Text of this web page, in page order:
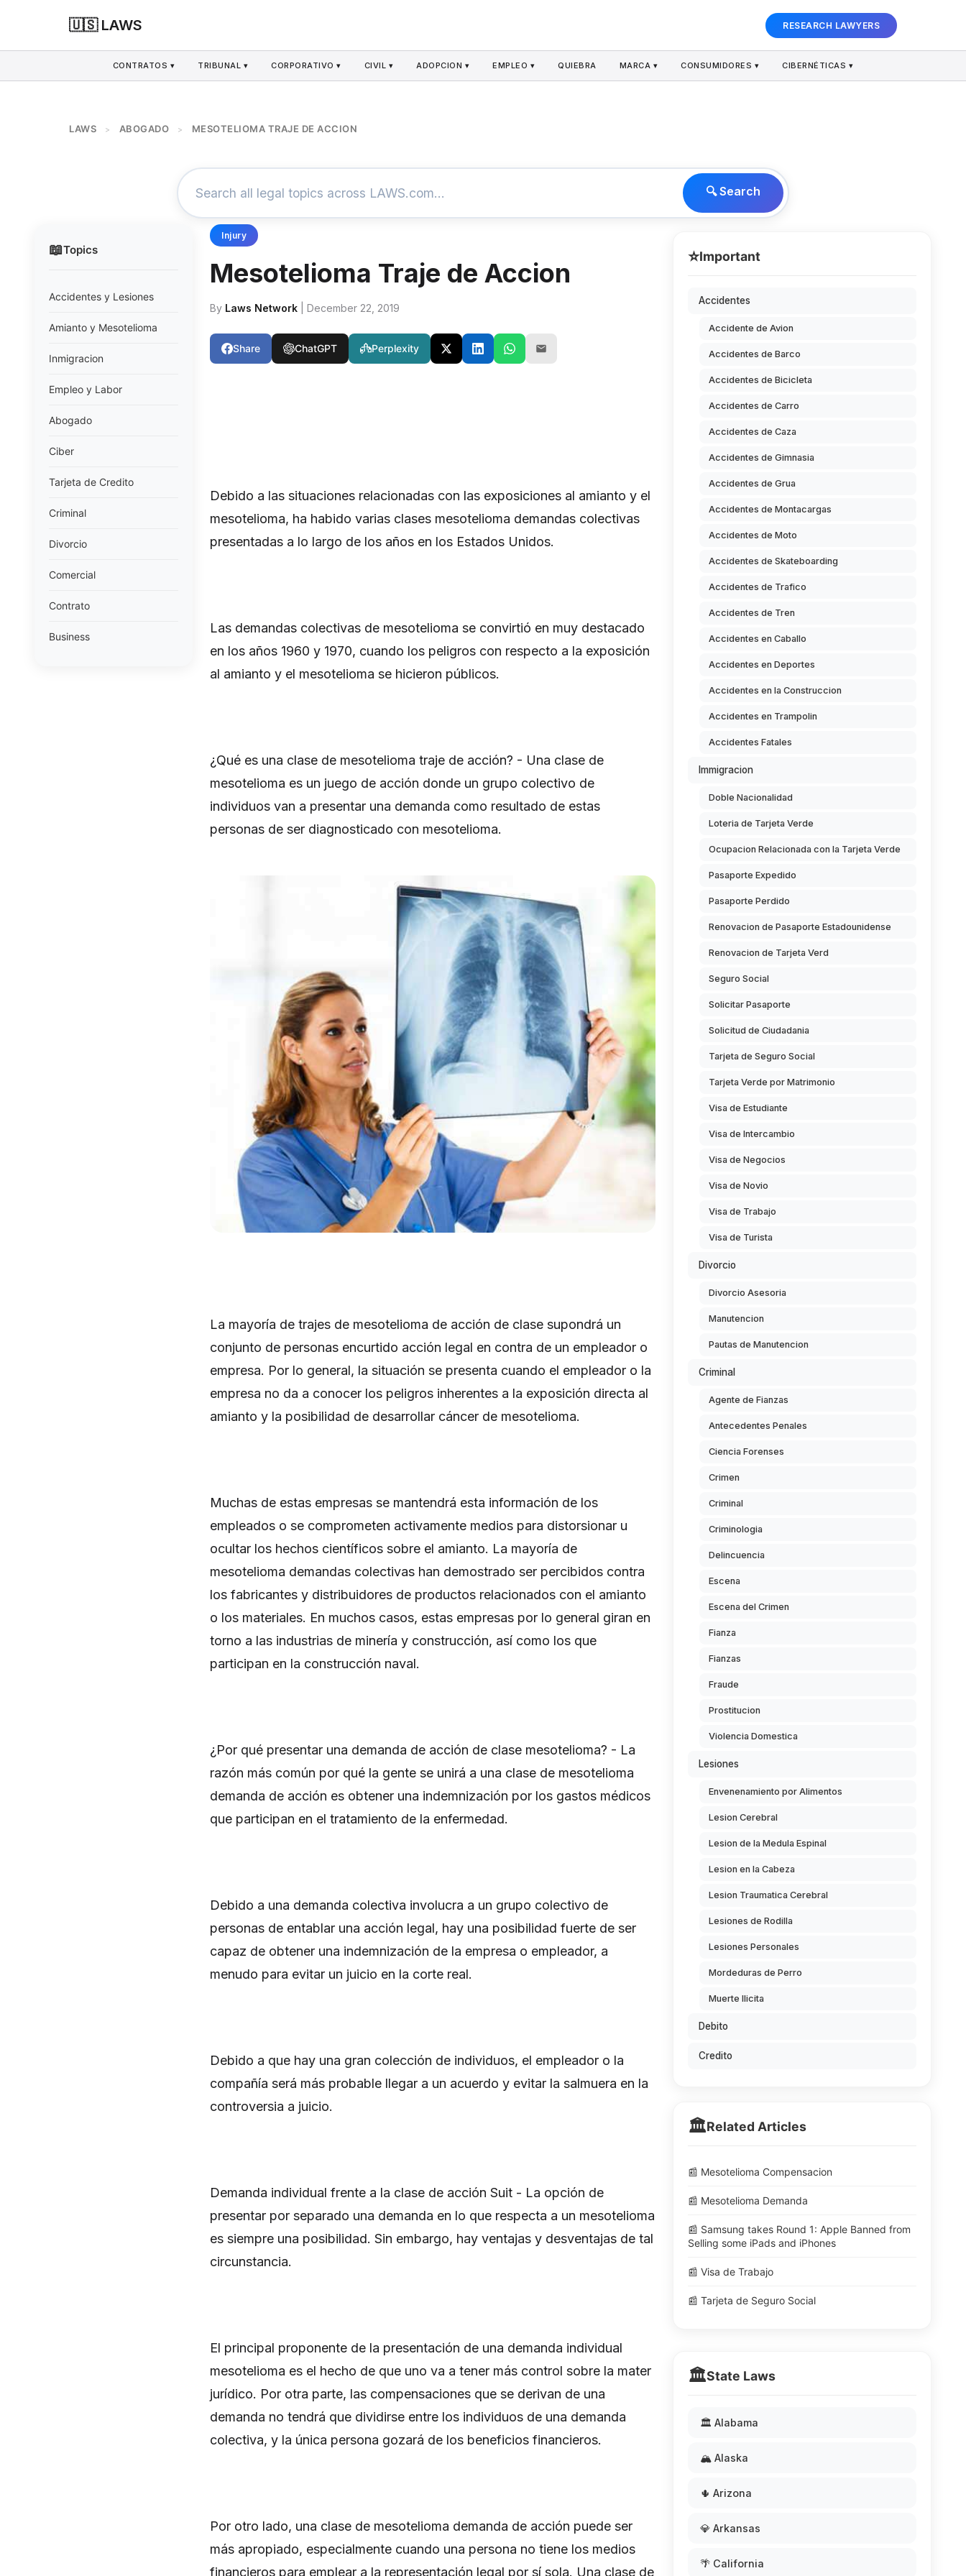
🇺🇸 LAWS RESEARCH LAWYERS
CONTRATOS ▾ TRIBUNAL ▾ CORPORATIVO ▾ CIVIL ▾ ADOPCION ▾ EMPLEO ▾ QUIEBRA MARCA ▾ CONSUMIDORES ▾ CIBERNÉTICAS ▾
LAWS > ABOGADO > MESOTELIOMA TRAJE DE ACCION
🔍 Search
📖Topics
Accidentes y Lesiones
Amianto y Mesotelioma
Inmigracion
Empleo y Labor
Abogado
Ciber
Tarjeta de Credito
Criminal
Divorcio
Comercial
Contrato
Business
Injury
Mesotelioma Traje de Accion
By Laws Network | December 22, 2019
Share ChatGPT Perplexity
Debido a las situaciones relacionadas con las exposiciones al amianto y el
mesotelioma, ha habido varias clases mesotelioma demandas colectivas
presentadas a lo largo de los años en los Estados Unidos.
Las demandas colectivas de mesotelioma se convirtió en muy destacado
en los años 1960 y 1970, cuando los peligros con respecto a la exposición
al amianto y el mesotelioma se hicieron públicos.
¿Qué es una clase de mesotelioma traje de acción? - Una clase de
mesotelioma es un juego de acción donde un grupo colectivo de
individuos van a presentar una demanda como resultado de estas
personas de ser diagnosticado con mesotelioma.
La mayoría de trajes de mesotelioma de acción de clase supondrá un
conjunto de personas encurtido acción legal en contra de un empleador o
empresa. Por lo general, la situación se presenta cuando el empleador o la
empresa no da a conocer los peligros inherentes a la exposición directa al
amianto y la posibilidad de desarrollar cáncer de mesotelioma.
Muchas de estas empresas se mantendrá esta información de los
empleados o se comprometen activamente medios para distorsionar u
ocultar los hechos científicos sobre el amianto. La mayoría de
mesotelioma demandas colectivas han demostrado ser percibidos contra
los fabricantes y distribuidores de productos relacionados con el amianto
o los materiales. En muchos casos, estas empresas por lo general giran en
torno a las industrias de minería y construcción, así como los que
participan en la construcción naval.
¿Por qué presentar una demanda de acción de clase mesotelioma? - La
razón más común por qué la gente se unirá a una clase de mesotelioma
demanda de acción es obtener una indemnización por los gastos médicos
que participan en el tratamiento de la enfermedad.
Debido a una demanda colectiva involucra a un grupo colectivo de
personas de entablar una acción legal, hay una posibilidad fuerte de ser
capaz de obtener una indemnización de la empresa o empleador, a
menudo para evitar un juicio en la corte real.
Debido a que hay una gran colección de individuos, el empleador o la
compañía será más probable llegar a un acuerdo y evitar la salmuera en la
controversia a juicio.
Demanda individual frente a la clase de acción Suit - La opción de
presentar por separado una demanda en lo que respecta a un mesotelioma
es siempre una posibilidad. Sin embargo, hay ventajas y desventajas de tal
circunstancia.
El principal proponente de la presentación de una demanda individual
mesotelioma es el hecho de que uno va a tener más control sobre la mater
jurídico. Por otra parte, las compensaciones que se derivan de una
demanda no tendrá que dividirse entre los individuos de una demanda
colectiva, y la única persona gozará de los beneficios financieros.
Por otro lado, una clase de mesotelioma demanda de acción puede ser
más apropiado, especialmente cuando una persona no tiene los medios
financieros para emplear a la representación legal por sí sola. Una clase de
⭐Important
Accidentes
Accidente de Avion
Accidentes de Barco
Accidentes de Bicicleta
Accidentes de Carro
Accidentes de Caza
Accidentes de Gimnasia
Accidentes de Grua
Accidentes de Montacargas
Accidentes de Moto
Accidentes de Skateboarding
Accidentes de Trafico
Accidentes de Tren
Accidentes en Caballo
Accidentes en Deportes
Accidentes en la Construccion
Accidentes en Trampolin
Accidentes Fatales
Immigracion
Doble Nacionalidad
Loteria de Tarjeta Verde
Ocupacion Relacionada con la Tarjeta Verde
Pasaporte Expedido
Pasaporte Perdido
Renovacion de Pasaporte Estadounidense
Renovacion de Tarjeta Verd
Seguro Social
Solicitar Pasaporte
Solicitud de Ciudadania
Tarjeta de Seguro Social
Tarjeta Verde por Matrimonio
Visa de Estudiante
Visa de Intercambio
Visa de Negocios
Visa de Novio
Visa de Trabajo
Visa de Turista
Divorcio
Divorcio Asesoria
Manutencion
Pautas de Manutencion
Criminal
Agente de Fianzas
Antecedentes Penales
Ciencia Forenses
Crimen
Criminal
Criminologia
Delincuencia
Escena
Escena del Crimen
Fianza
Fianzas
Fraude
Prostitucion
Violencia Domestica
Lesiones
Envenenamiento por Alimentos
Lesion Cerebral
Lesion de la Medula Espinal
Lesion en la Cabeza
Lesion Traumatica Cerebral
Lesiones de Rodilla
Lesiones Personales
Mordeduras de Perro
Muerte Ilicita
Debito
Credito
🏛️Related Articles
📰 Mesotelioma Compensacion
📰 Mesotelioma Demanda
📰 Samsung takes Round 1: Apple Banned from
Selling some iPads and iPhones
📰 Visa de Trabajo
📰 Tarjeta de Seguro Social
🏛️State Laws
🏛️ Alabama
🏔️ Alaska
🌵 Arizona
💎 Arkansas
🌴 California